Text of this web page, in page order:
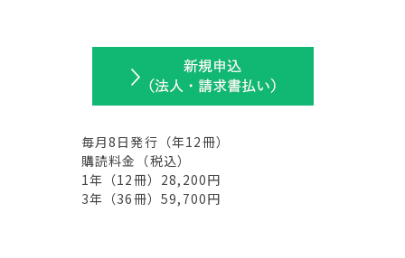
毎月8日発行 （年12冊）
購読料金（税込）
1年（12冊） 28,200円
3年（36冊）59,700円